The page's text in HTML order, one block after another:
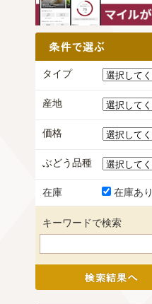
タイプ
産地
価格
ぶどう品種
在庫 在庫あり
キーワードで検索